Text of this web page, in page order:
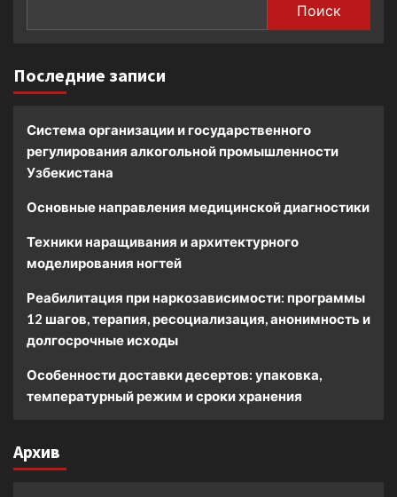
Поиск
Последние записи
Система организации и государственного
регулирования алкогольной промышленности
Узбекистана
Основные направления медицинской диагностики
Техники наращивания и архитектурного
моделирования ногтей
Реабилитация при наркозависимости: программы
12 шагов, терапия, ресоциализация, анонимность и
долгосрочные исходы
Особенности доставки десертов: упаковка,
температурный режим и сроки хранения
Архив